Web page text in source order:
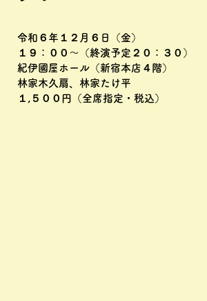
令和６年１２月６日（金）
１９：００～（終演予定２０：３０）
伊國屋ホール（新宿本店４階）
林家木久扇、林家たけ平
,５００円（全席指定・税込）